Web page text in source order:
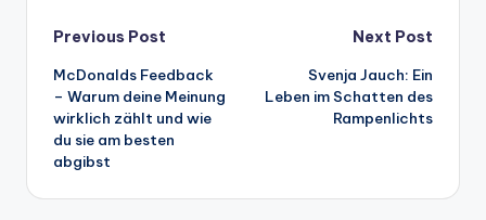
Post
navigation
Previous Post
McDonalds Feedback
– Warum deine Meinung
wirklich zählt und wie
du sie am besten
abgibst
Next Post
Svenja Jauch: Ein
Leben im Schatten des
Rampenlichts